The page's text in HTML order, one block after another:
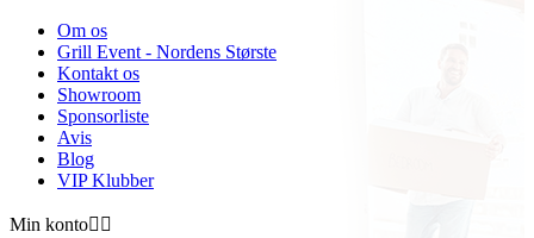
Om os
Grill Event - Nordens Største
Kontakt os
Showroom
Sponsorliste
Avis
Blog
VIP Klubber
Min konto 